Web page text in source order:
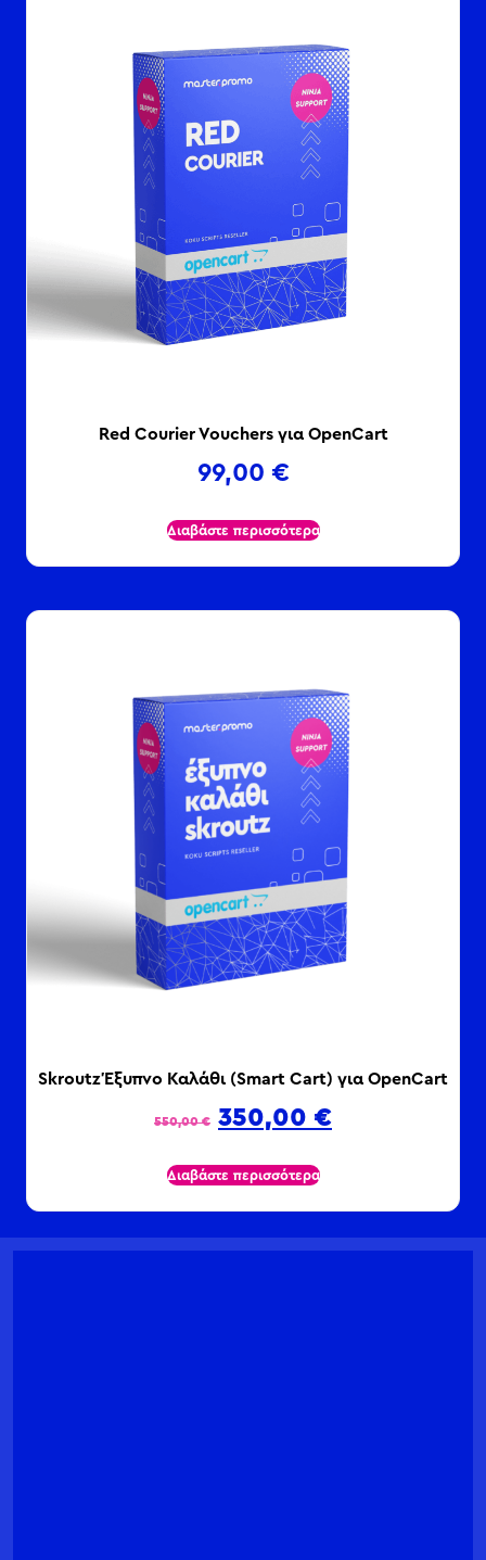
Red Courier Vouchers για OpenCart
99,00 €
Διαβάστε περισσότερα
Skroutz Έξυπνο Καλάθι (Smart Cart) για OpenCart
550,00€ 350,00 €
Διαβάστε περισσότερα